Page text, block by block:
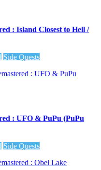
: Island Closest to Hell /
Side Quests
: UFO & PuPu (PuPu
Side Quests